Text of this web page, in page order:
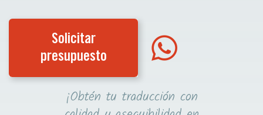
Solicitar
presupuesto
¡Obtén tu traducción con